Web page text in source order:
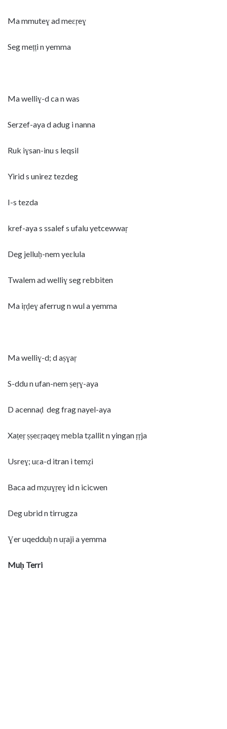
Ma mmuteɣ ad meɛṛeɣ
Seg meṭṭi n yemma
Ma welliɣ-d ca n was
Serzef-aya d adug i nanna
Ruk iɣsan-inu s leqsil
Yirid s unirez tezdeg
I-s tezda
kref-aya s ssalef s ufalu yetcewwaṛ
Deg jelluḥ-nem yeɛlula
Twalem ad welliɣ seg rebbiten
Ma iṛḍeɣ aferrug n wul a yemma
Ma welliɣ-d; d aṣɣaṛ
S-ddu n ufan-nem ṣeṛɣ-aya
D acennaḍ deg frag nayel-aya
Xaṭeṛ ṣṣeɛṛaqeɣ mebla tẓallit n yingan ṛṛja
Usreɣ; uɛa-d itran i temẓi
Baca ad mẓuɣṛeɣ id n icicwen
Deg ubrid n tirrugza
Ɣer uqedduḥ n uṛaji a yemma
Muḥ Terri